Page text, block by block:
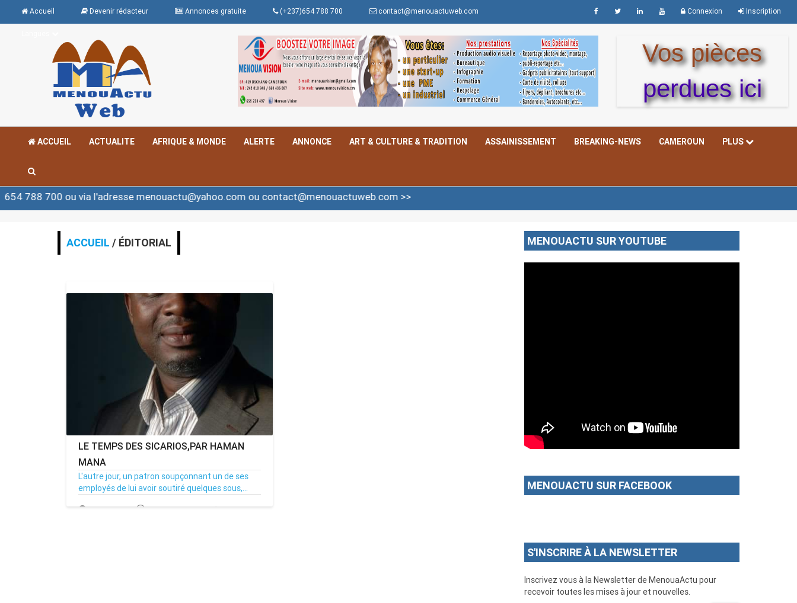
Accueil Devenir rédacteur Annonces gratuite (+237)654 788 700 contact@menouactuweb.com Connexion Inscription
Vos pièces
perdues ici
ACCUEIL ACTUALITE AFRIQUE & MONDE ALERTE ANNONCE ART & CULTURE & TRADITION ASSAINISSEMENT BREAKING-NEWS CAMEROUN PLUS
ou via l'adresse menouactu@yahoo.com ou contact@menouactuweb.com >>
ACCUEIL / ÉDITORIAL
LE TEMPS DES SICARIOS,PAR HAMAN
MANA
L'autre jour, un patron soupçonnant un de ses
employés de lui avoir soutiré quelques sous,...
22/06/20 Par Adjahoung 14
MENOUACTU SUR YOUTUBE
MENOUACTU SUR FACEBOOK
S'INSCRIRE À LA NEWSLETTER
Inscrivez vous à la Newsletter de MenouaActu pour
recevoir toutes les mises à jour et nouvelles.